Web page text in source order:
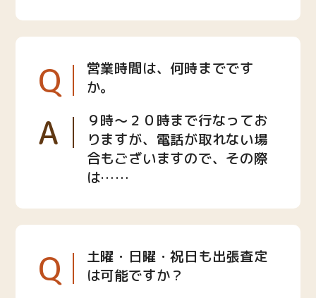
Q
営業時間は、何時までです
か。
A
９時〜２０時まで行なってお
りますが、電話が取れない場
合もございますので、その際
は……
Q
土曜・日曜・祝日も出張査定
は可能ですか？